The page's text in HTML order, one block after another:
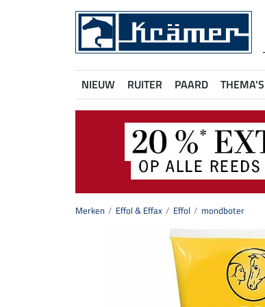
NIEUW RUITER PAARD THEMA'S
Merken Effol & Effax Effol mondboter